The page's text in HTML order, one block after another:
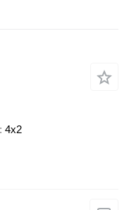
4x2